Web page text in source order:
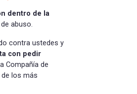
dentro de la
abuso.
contra ustedes y
con pedir
Compañía de
los más